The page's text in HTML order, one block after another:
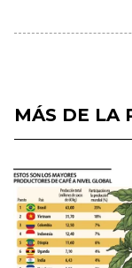
MÁS DE LA